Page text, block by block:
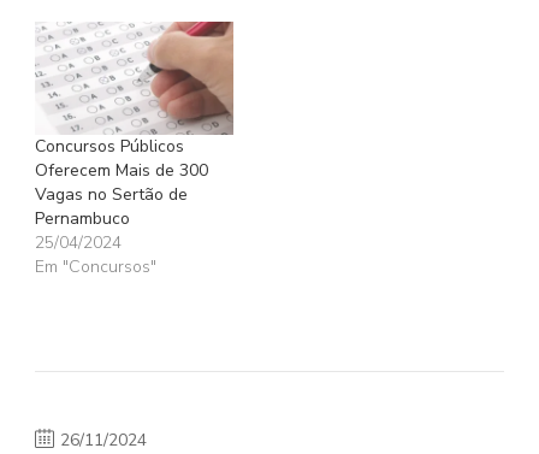
Concursos Públicos
Oferecem Mais de 300
Vagas no Sertão de
Pernambuco
25/04/2024
Em "Concursos"
26/11/2024